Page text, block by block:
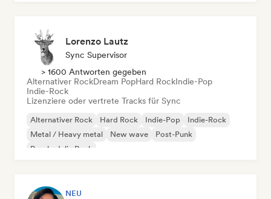
Lorenzo Lautz
Sync Supervisor
> 1600 Antworten gegeben
Alternativer RockDream PopHard RockIndie-Pop
Indie-Rock
Lizenziere oder vertrete Tracks für Sync
Alternativer Rock Hard Rock Indie-Pop
Indie-Rock
Metal / Heavy metal
New wave
Post-Punk
Psychedelic Rock
NEU